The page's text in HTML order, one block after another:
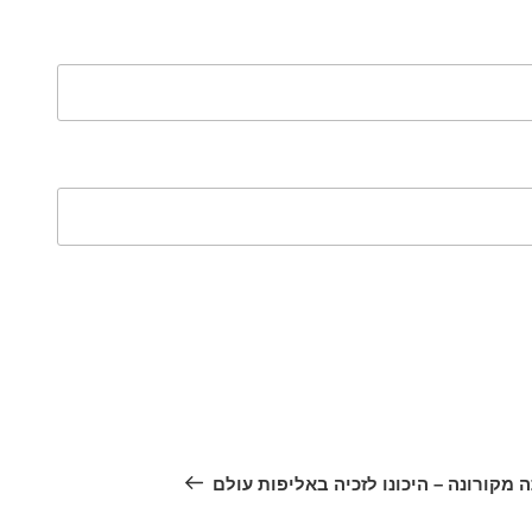
מקורונה – היכונו לזכיה באליפות עולם